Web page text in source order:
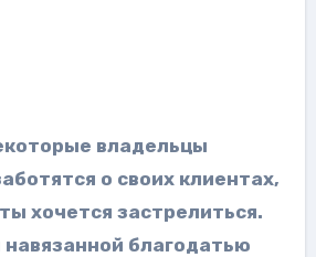
владельцы
о своих клиентах,
хочется застрелиться.
навязанной благодатью